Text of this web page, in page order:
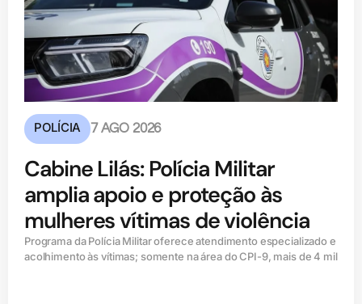
POLÍCIA 7 AGO 2026
Cabine Lilás: Polícia Militar
amplia apoio e proteção às
mulheres vítimas de violência
Programa da Polícia Militar oferece atendimento especializado e
acolhimento às vítimas; somente na área do CPI-9, mais de 4 mil